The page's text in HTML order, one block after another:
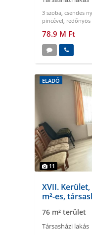
3 szoba, csendes
pincével,
78.9 M Ft
ELADÓ
11
XVII.
m²-es,
76 m² terület
Társasházi lakás